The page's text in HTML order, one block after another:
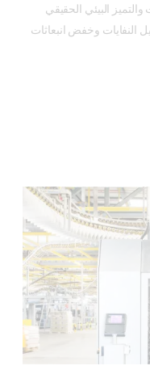
والتميز البيئي الحقيقي
النفايات وخفض انبعاثات